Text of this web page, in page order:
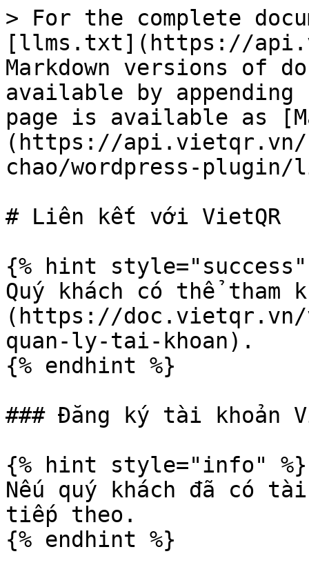
> For the complete
[llms.txt](https://
Markdown versions of
available by
page is available as
(https://
chao/wordpress-
# Liên kết với VietQR
{% hint style="success"
Quý khách có thể tham
(https://
quan-ly-tai-khoan).
{% endhint %}
### Đăng ký tài khoản
{% hint style="info" %}
Nếu quý khách đã có
tiếp theo.
{% endhint %}